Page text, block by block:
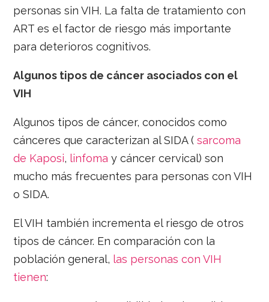
personas sin VIH. La falta de tratamiento con
ART es el factor de riesgo más importante
para deterioros cognitivos.
Algunos tipos de cáncer asociados con el
VIH
Algunos tipos de cáncer, conocidos como
cánceres que caracterizan al SIDA (sarcoma
de Kaposi, linfoma y cáncer cervical) son
mucho más frecuentes para personas con VIH
o SIDA.
El VIH también incrementa el riesgo de otros
tipos de cáncer. En comparación con la
población general, las personas con VIH
tienen: